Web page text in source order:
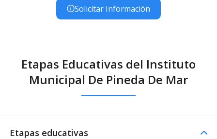
Solicitar Información
Etapas Educativas del Instituto
Municipal De Pineda De Mar
Etapas educativas